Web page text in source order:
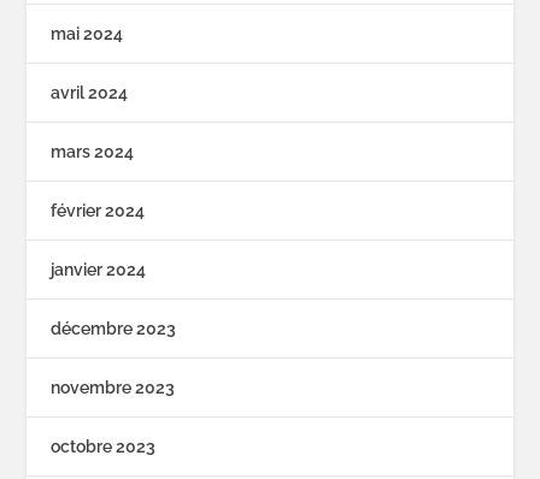
mai 2024
avril 2024
mars 2024
février 2024
janvier 2024
décembre 2023
novembre 2023
octobre 2023